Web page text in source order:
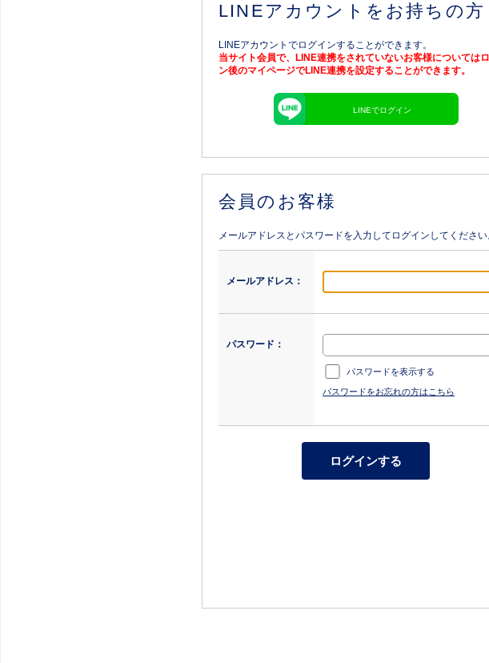
LINEアカウントをお持ちの方
LINEアカウントでログインすることができます。
当サイト会員で、LINE連携をされていないお客様については
ン後のマイページでLINE連携を設定することができます。
LINEでログイン
会員のお客様
メールアドレスとパスワードを入力してログインしてください
メールアドレス：
パスワード：
パスワードを表示する
パスワードをお忘れの方はこちら